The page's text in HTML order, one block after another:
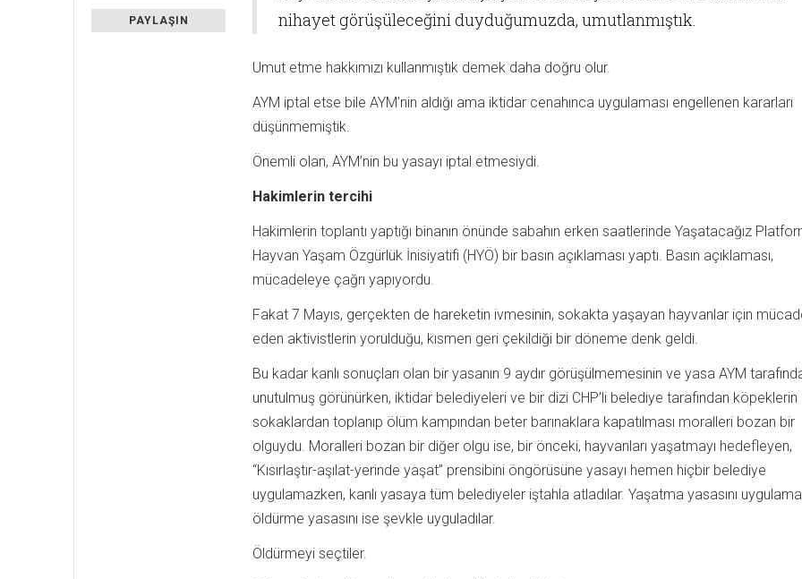
PAYLAŞIN
nihayet görüşüleceğini duyduğumuzda, umutlanmıştık.
Umut etme hakkımızı kullanmıştık demek daha doğru olur.
AYM iptal etse bile AYM’nin aldığı ama iktidar cenahınca uygulaması engellenen kararları
düşünmemiştik.
Önemli olan, AYM’nin bu yasayı iptal etmesiydi.
Hakimlerin tercihi
Hakimlerin toplantı yaptığı binanın önünde sabahın erken saatlerinde Yaşatacağız
Hayvan Yaşam Özgürlük İnisiyatifi (HYÖ) bir basın açıklaması yaptı. Basın açıklaması,
mücadeleye çağrı yapıyordu.
Fakat 7 Mayıs, gerçekten de hareketin ivmesinin, sokakta yaşayan hayvanlar için
eden aktivistlerin yorulduğu, kısmen geri çekildiği bir döneme denk geldi.
Bu kadar kanlı sonuçları olan bir yasanın 9 aydır görüşülmemesinin ve yasa AYM
unutulmuş görünürken, iktidar belediyeleri ve bir dizi CHP’li belediye tarafından köpeklerin
sokaklardan toplanıp ölüm kampından beter barınaklara kapatılması moralleri bozan bir
olguydu. Moralleri bozan bir diğer olgu ise, bir önceki, hayvanları yaşatmayı hedefleyen,
“Kısırlaştır-aşılat-yerinde yaşat” prensibini öngörüsüne yasayı hemen hiçbir belediye
uygulamazken, kanlı yasaya tüm belediyeler iştahla atladılar. Yaşatma yasasını
öldürme yasasını ise şevkle uyguladılar.
Öldürmeyi seçtiler.